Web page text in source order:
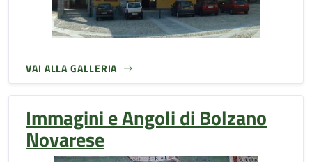
VAI ALLA GALLERIA
Immagini e Angoli di Bolzano
Novarese